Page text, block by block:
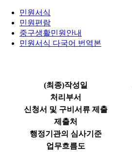
민원서식
민원편람
중구생활민원안내
민원서식 다국어 번역본
(최종)작성일
처리부서
신청서 및 구비서류 제출
제출처
행정기관의 심사기준
업무흐름도